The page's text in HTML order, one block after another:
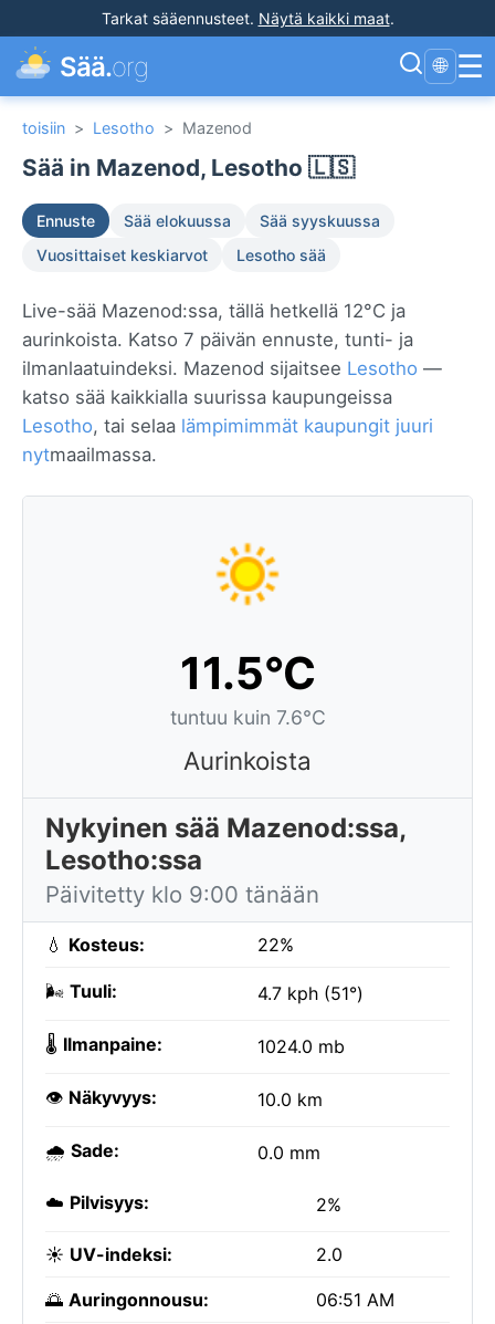
Tarkat sääennusteet. Näytä kaikki maat.
Sää.org 🌐 ☰
toisiin > Lesotho > Mazenod
Sää in Mazenod, Lesotho 🇱🇸
Ennuste Sää elokuussa
Sää syyskuussa
Vuosittaiset keskiarvot
Lesotho sää
Live-sää Mazenod:ssa, tällä hetkellä 12°C ja
aurinkoista. Katso 7 päivän ennuste, tunti- ja
ilmanlaatuindeksi. Mazenod sijaitsee Lesotho —
katso sää kaikkialla suurissa kaupungeissa
Lesotho, tai selaa lämpimimmät kaupungit juuri
nytmaailmassa.
11.5°C
tuntuu kuin 7.6°C
Aurinkoista
Nykyinen sää Mazenod:ssa,
Lesotho:ssa
Päivitetty klo 9:00 tänään
💧 Kosteus: 22%
🌬️ Tuuli: 4.7 kph (51°)
🌡️ Ilmanpaine: 1024.0 mb
👁️ Näkyvyys: 10.0 km
🌧️ Sade: 0.0 mm
☁️ Pilvisyys: 2%
☀️ UV-indeksi: 2.0
🌅 Auringonnousu: 06:51 AM